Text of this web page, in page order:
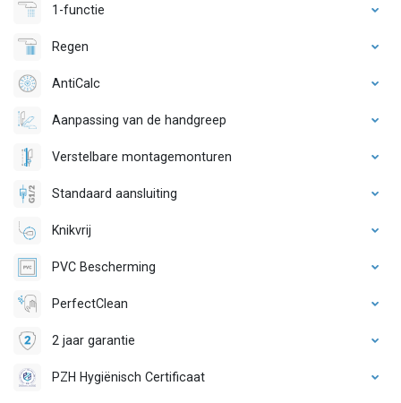
1-functie
Regen
AntiCalc
Aanpassing van de handgreep
Verstelbare montagemonturen
Standaard aansluiting
Knikvrij
PVC Bescherming
PerfectClean
2 jaar garantie
PZH Hygiënisch Certificaat